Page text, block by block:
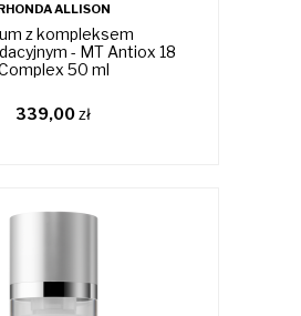
ALLISON
z kompleksem
- MT Antiox 18
50 ml
339,00zł